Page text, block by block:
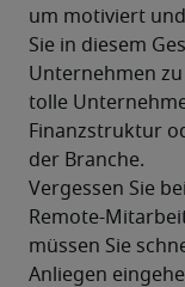
um motiviert
Sie in diesem
Unternehmen
tolle
Finanzstruktur
der Branche.
Vergessen Sie
Remote-
müssen Sie
Anliegen